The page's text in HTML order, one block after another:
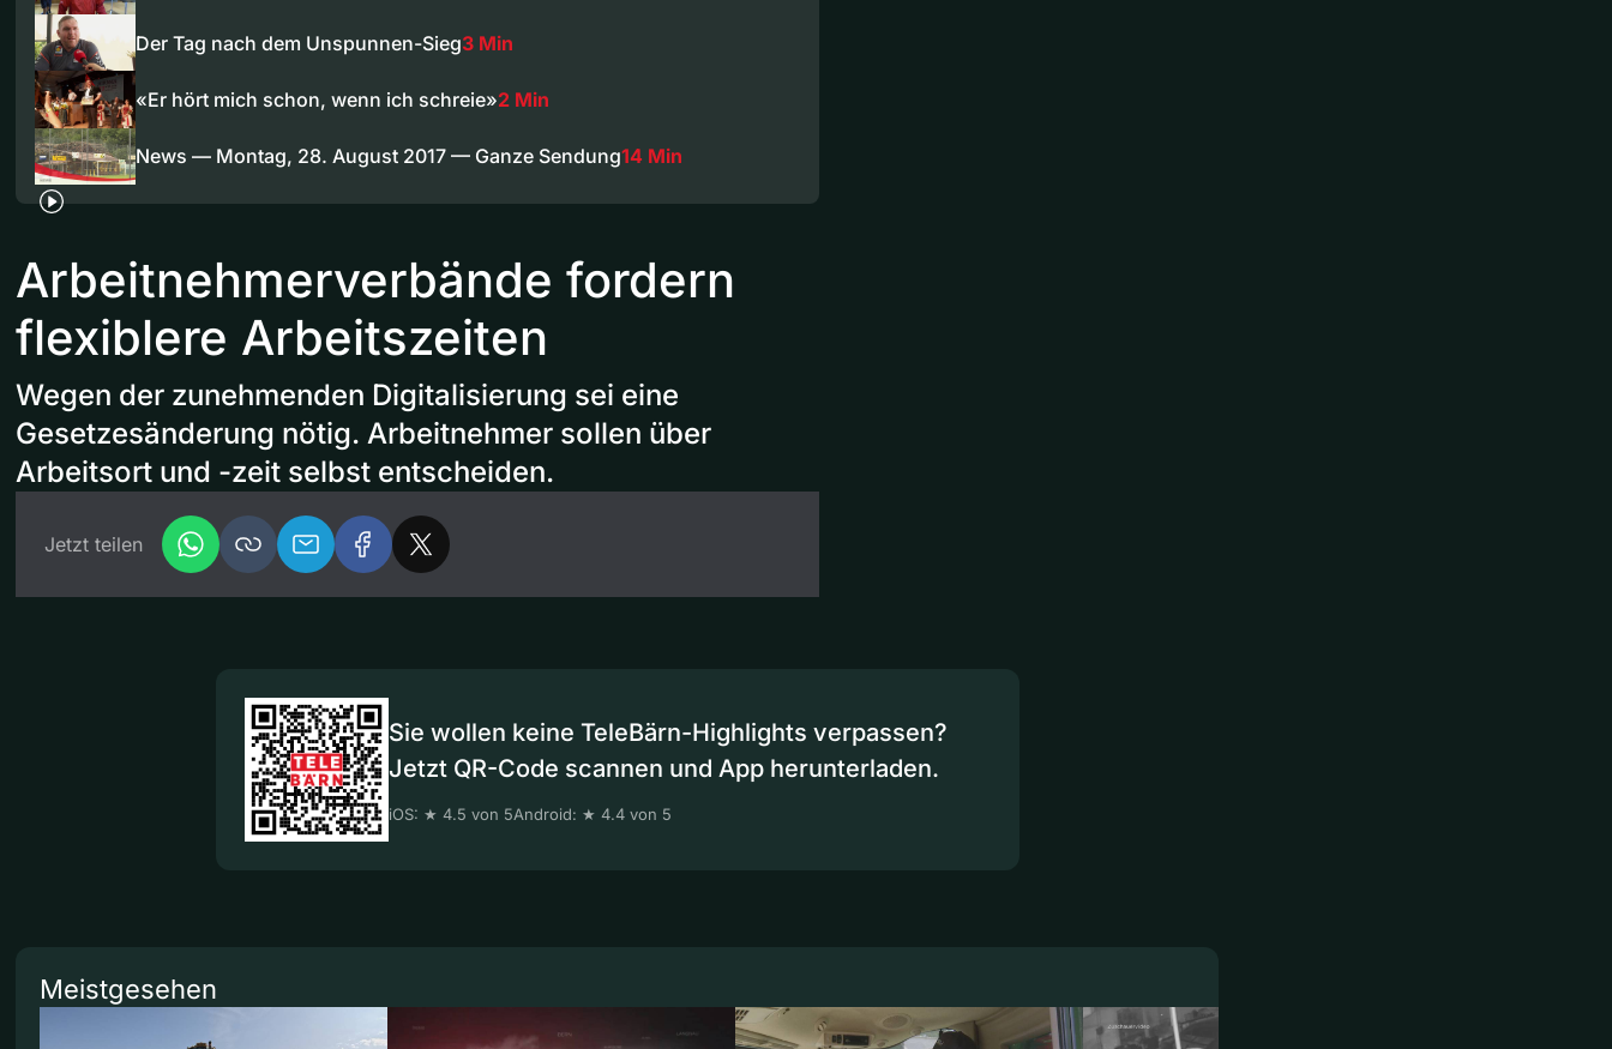
Der Tag nach dem Unspunnen-Sieg3 Min
«Er hört mich schon, wenn ich schreie»2 Min
News — Montag, 28. August 2017 — Ganze Sendung14 Min
Arbeitnehmerverbände fordern
flexiblere Arbeitszeiten
Wegen der zunehmenden Digitalisierung sei eine
Gesetzesänderung nötig. Arbeitnehmer sollen über
Arbeitsort und -zeit selbst entscheiden.
Jetzt teilen
Sie wollen keine TeleBärn-Highlights verpassen?
Jetzt QR-Code scannen und App herunterladen.
iOS: ★ 4.5 von 5Android: ★ 4.4 von 5
Meistgesehen